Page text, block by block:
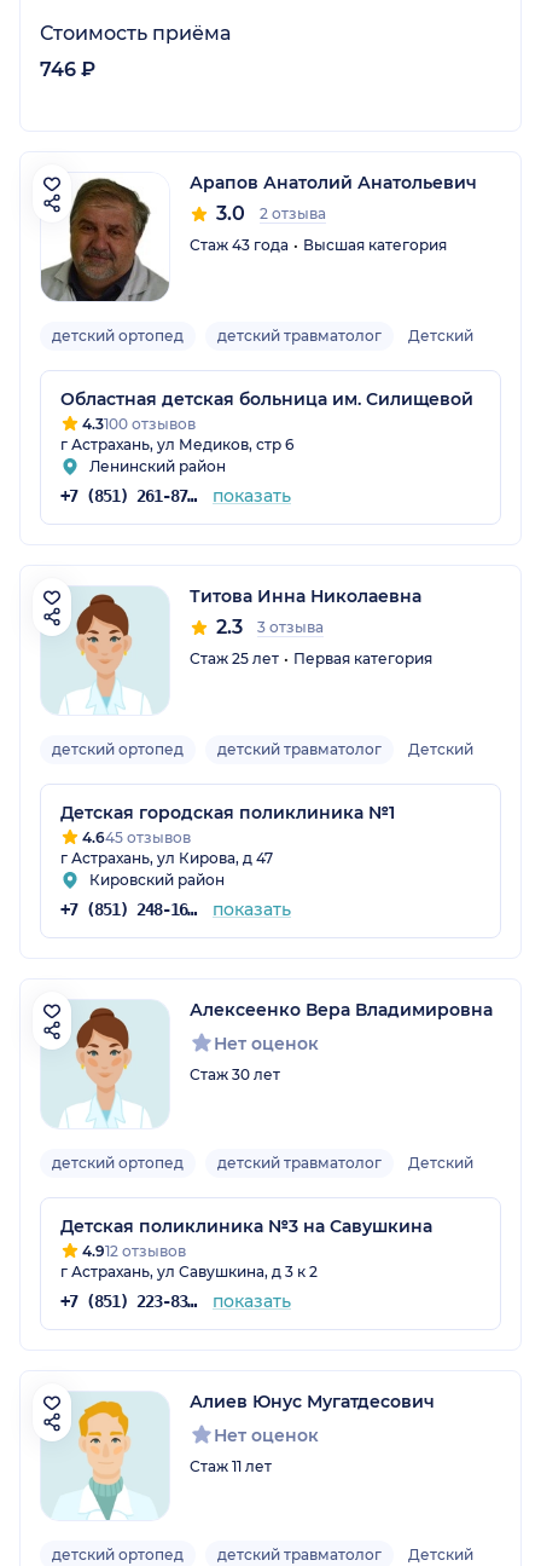
Стоимость приёма
746 ₽
Арапов Анатолий Анатольевич
3.0
2 отзыва
Стаж 43 года
Высшая категория
детский ортопед детский травматолог Детский
Областная детская больница им. Силищевой
4.3100 отзывов
г Астрахань, ул Медиков, стр 6
Ленинский район
+7 (851) 261-87-56 показать
Титова Инна Николаевна
2.3
3 отзыва
Стаж 25 лет
Первая категория
детский ортопед детский травматолог Детский
Детская городская поликлиника №1
4.645 отзывов
г Астрахань, ул Кирова, д 47
Кировский район
+7 (851) 248-16-33 показать
Алексеенко Вера Владимировна
Нет оценок
Стаж 30 лет
детский ортопед детский травматолог Детский
Детская поликлиника №3 на Савушкина
4.912 отзывов
г Астрахань, ул Савушкина, д 3 к 2
+7 (851) 223-83-38 показать
Алиев Юнус Мугатдесович
Нет оценок
Стаж 11 лет
детский ортопед детский травматолог Детский